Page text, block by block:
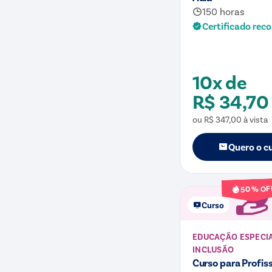
150 horas
Certificado
10x de
R$ 34,70
ou R$ 347,00 à vista
Quero o
50%
Curso
EDUCAÇÃO
INCLUSÃO
Curso para